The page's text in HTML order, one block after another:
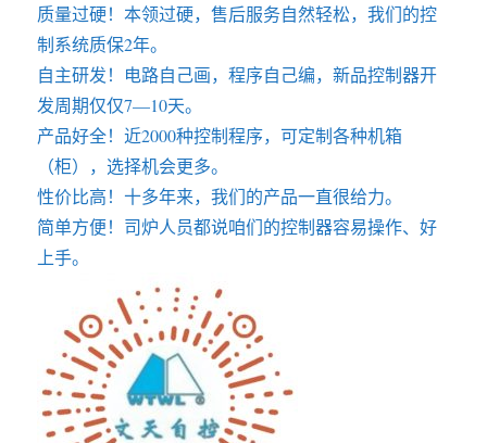
质量过硬！本领过硬，售后服务自然轻松，我们的控
制系统质保2年。
自主研发！电路自己画，程序自己编，新品控制器开
发周期仅仅7—10天。
产品好全！近2000种控制程序，可定制各种机箱
（柜），选择机会更多。
性价比高！十多年来，我们的产品一直很给力。
简单方便！司炉人员都说咱们的控制器容易操作、好
上手。